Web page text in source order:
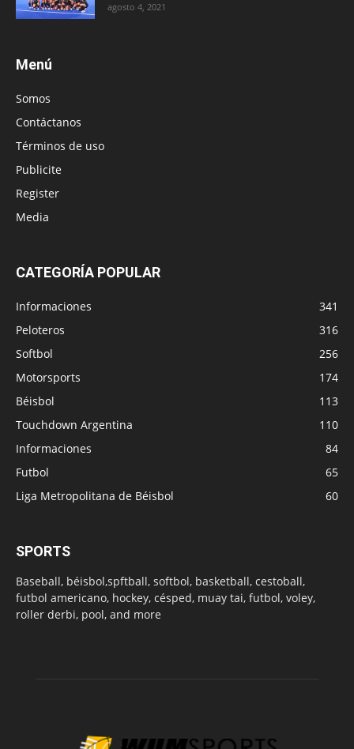
agosto 4, 2021
Menú
Somos
Contáctanos
Términos de uso
Publicite
Register
Media
CATEGORÍA POPULAR
Informaciones
341
Peloteros
316
Softbol
256
Motorsports
174
Béisbol
113
Touchdown Argentina
110
Informaciones
84
Futbol
65
Liga Metropolitana de Béisbol
60
SPORTS
Baseball, béisbol,spftball, softbol, basketball, cestoball,
futbol americano, hockey, césped, muay tai, futbol, voley,
roller derbi, pool, and more